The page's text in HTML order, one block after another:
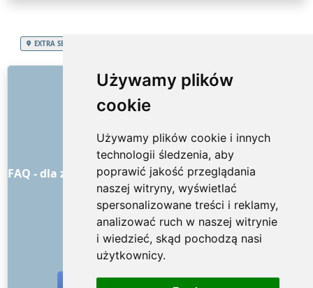
Używamy plików
cookie
Używamy plików cookie i innych
technologii śledzenia, aby
poprawić jakość przeglądania
naszej witryny, wyświetlać
spersonalizowane treści i reklamy,
analizować ruch w naszej witrynie
i wiedzieć, skąd pochodzą nasi
użytkownicy.
EXTRA SERVICES
LINKI
O nas
Cennik
Ogólne warunki handlowe
FAQ - dla zamawiających
FAQ - dla dostawców usług
Reklama i marketing
Blog
Kontakt
MEDIA SPOŁECZNOŚCIOWE